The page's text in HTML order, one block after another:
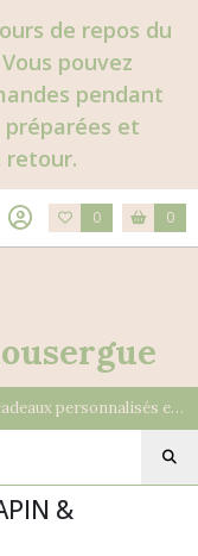
de repos du
pouvez
pendant
et
retour.
0 0
Offrez des souvenirs inoubliables avec nos cadeaux personnalisés et uniques
&